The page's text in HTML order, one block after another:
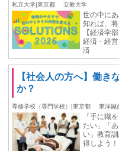
私立大学|東京都 立教大学
世の中に
知れば、
【経済学
経済・経
済
【社会人の方へ】働き
か？
専修学校（専門学校）|東京都 東洋鍼
「手に職
たい」「
い」教育
得しよう！